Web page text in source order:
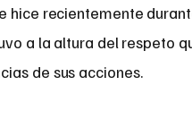
hice recientemente
a la altura del respeto
de sus acciones.